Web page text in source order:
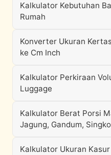
Kalkulator Kebutuhan
Rumah
Konverter Ukuran
ke Cm Inch
Kalkulator Perkiraan
Luggage
Kalkulator Berat Porsi
Jagung, Gandum,
Kalkulator Ukuran